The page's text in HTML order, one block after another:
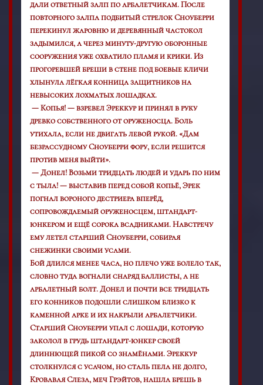
дали ответный залп по арбалетчикам. После
повторного залпа подбитый стрелок Сноуберри
перекинул жаровню и деревянный частокол
задымился, а через минуту-другую оборонные
сооружения уже охватило пламя и крики. Из
прогоревшей бреши в стене под боевые кличи
хлынула лёгкая конница защитников на
невысоких лохматых лошадках.
— Копья! — взревел Эреккур и принял в руку
древко собственного от оруженосца. Боль
утихала, если не двигать левой рукой. «Дам
безрассудному Сноуберри фору, если решится
против меня выйти».
— Донел! Возьми тридцать людей и ударь по ним
с тыла! — выставив перед собой копьё, Эрек
погнал вороного дестриера вперёд,
сопровождаемый оруженосцем, штандарт-
юнкером и ещё сорока всадниками. Навстречу
ему летел старший Сноуберри, собирая
снежинки своими усами.
Бой длился менее часа, но плечо уже болело так,
словно туда вогнали снаряд баллисты, а не
арбалетный болт. Донел и почти все тридцать
его конников подошли слишком близко к
каменной арке и их накрыли арбалетчики.
Старший Сноуберри упал с лошади, которую
заколол в грудь штандарт-юнкер своей
длиннющей пикой со знамёнами. Эреккур
столкнулся с усачом, но сталь пела не долго,
Кровавая Слеза, меч Грэйтов, нашла брешь в